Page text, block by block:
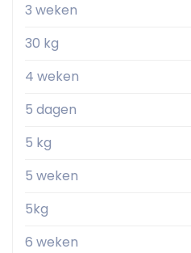
3 weken
30 kg
4 weken
5 dagen
5 kg
5 weken
5kg
6 weken